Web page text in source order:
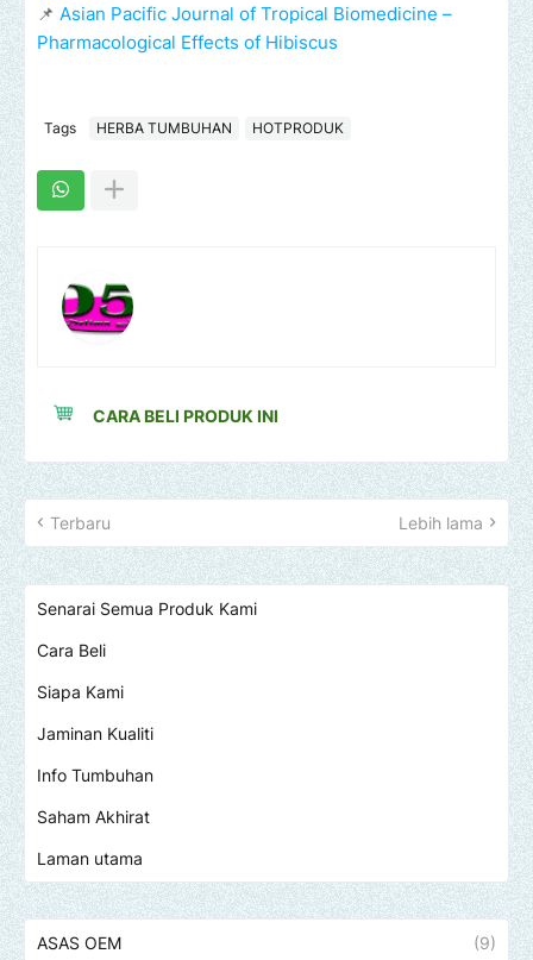
📌 Asian Pacific Journal of Tropical Biomedicine –
Pharmacological Effects of Hibiscus
Tags HERBA TUMBUHAN HOTPRODUK
CARA BELI PRODUK INI
Terbaru Lebih lama
Senarai Semua Produk Kami
Cara Beli
Siapa Kami
Jaminan Kualiti
Info Tumbuhan
Saham Akhirat
Laman utama
ASAS OEM (9)